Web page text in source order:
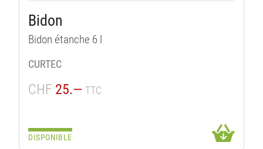
Bidon
Bidon étanche 6 l
CURTEC
CHF 25.— TTC
DISPONIBLE